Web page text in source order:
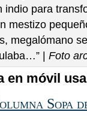
para
mestizo
megalómano
|Foto
en móvil
Sopa